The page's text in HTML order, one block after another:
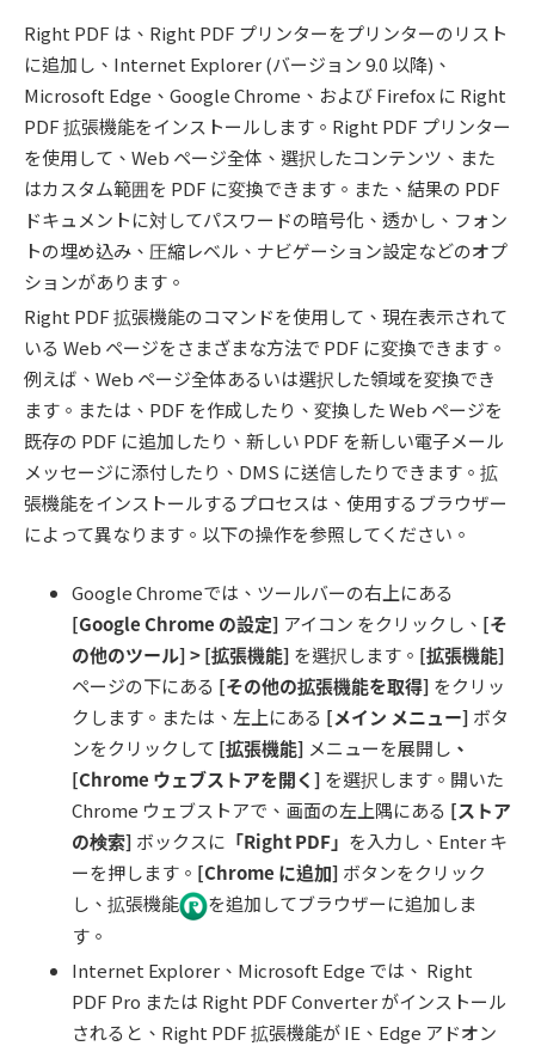
Right PDF は、Right PDF プリンターをプリンターのリスト
に追加し、Internet Explorer (バージョン 9.0 以降)、
Microsoft Edge、Google Chrome、および Firefox に Right
PDF 拡張機能をインストールします。Right PDF プリンター
を使用して、Web ページ全体、選択したコンテンツ、また
はカスタム範囲を PDF に変換できます。また、結果の PDF
ドキュメントに対してパスワードの暗号化、透かし、フォン
トの埋め込み、圧縮レベル、ナビゲーション設定などのオプ
ションがあります。
Right PDF 拡張機能のコマンドを使用して、現在表示されて
いる Web ページをさまざまな方法で PDF に変換できます。
例えば、Web ページ全体あるいは選択した領域を変換でき
ます。または、PDF を作成したり、変換した Web ページを
既存の PDF に追加したり、新しい PDF を新しい電子メール
メッセージに添付したり、DMS に送信したりできます。拡
張機能をインストールするプロセスは、使用するブラウザー
によって異なります。以下の操作を参照してください。
Google Chromeでは、ツールバーの右上にある
[Google Chrome の設定] アイコン をクリックし、 [そ
の他のツール] > [拡張機能] を選択します。 [拡張機能]
ページの下にある [その他の拡張機能を取得] をクリッ
クします。または、左上にある [メイン メニュー] ボタ
ンをクリックして [拡張機能] メニューを展開し 、
[Chrome ウェブストアを開く] を選択します。開いた
Chrome ウェブストアで、画面の左上隅にある [ストア
の検索] ボックスに 「Right PDF」 を入力し、Enter キ
ーを押します。 [Chrome に追加] ボタンをクリック
し、拡張機能
を追加してブラウザーに追加しま
す。
Internet Explorer、Microsoft Edge では、 Right
PDF Pro または Right PDF Converter がインストール
されると、Right PDF 拡張機能が IE、Edge アドオン